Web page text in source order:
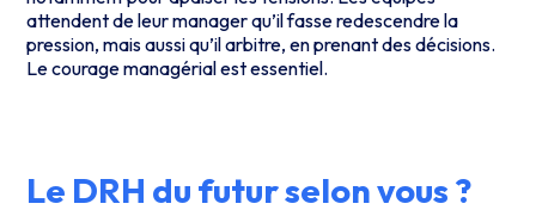
attendent de leur manager qu’il fasse redescendre la
pression, mais aussi qu’il arbitre, en prenant des décisions.
Le courage managérial est essentiel.
Le DRH du futur selon vous ?